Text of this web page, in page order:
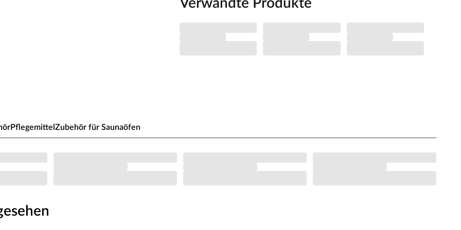
H 192 cm erlauben es, dass 1-2 Personen
Verwandte Produkte
Pflegemittel Zubehör für Saunaöfen